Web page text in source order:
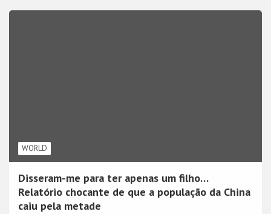
WORLD
Disseram-me para ter apenas um filho…
Relatório chocante de que a população da China
caiu pela metade